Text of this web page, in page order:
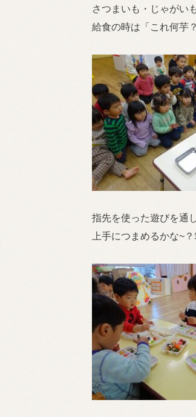
さつまいも・じゃがい
給食の時は「これ何芋
指先を使った遊びを通
上手につまめるかな~